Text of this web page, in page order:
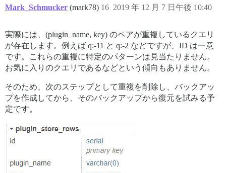
Mark_Schmucker (mark78) 2019 年 12 月 7 日午後 10:40
16
実際には、(plugin_name, key) のペアが重複しているクエリ
が存在します。例えば q:-11 と q:-2 などですが、ID は一意
です。これらの重複に特定のパターンは見当たりません。
お気に入りのクエリであるなどという傾向もありません。
そのため、次のステップとして重複を削除し、バックアッ
プを作成してから、そのバックアップから復元を試みる予
定です。